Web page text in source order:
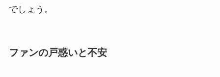
でしょう。
ファンの戸惑いと不安